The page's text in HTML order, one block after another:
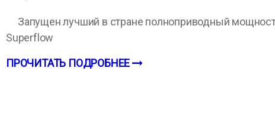
Запущен лучший в стране полноприводный
Superflow
ПРОЧИТАТЬ ПОДРОБНЕЕ